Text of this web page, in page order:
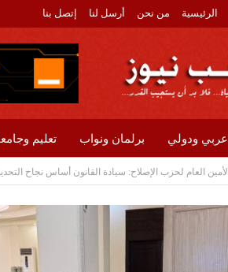
الرئيسية من نحن أرسل لنا إتصل بنا
عربي ودولي برلمان ونواب تعليم
الأمين العام لحزب الإصلاح: سيادة القانون أساس نجاح